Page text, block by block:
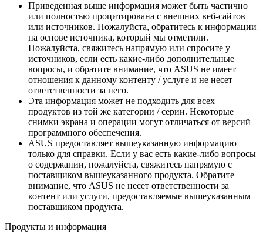
Приведенная выше информация может быть частично
или полностью процитирована с внешних веб-сайтов
или источников. Пожалуйста, обратитесь к информации
на основе источника, который мы отметили.
Пожалуйста, свяжитесь напрямую или спросите у
источников, если есть какие-либо дополнительные
вопросы, и обратите внимание, что ASUS не имеет
отношения к данному контенту / услуге и не несет
ответственности за него.
Эта информация может не подходить для всех
продуктов из той же категории / серии. Некоторые
снимки экрана и операции могут отличаться от версий
программного обеспечения.
ASUS предоставляет вышеуказанную информацию
только для справки. Если у вас есть какие-либо вопросы
о содержании, пожалуйста, свяжитесь напрямую с
поставщиком вышеуказанного продукта. Обратите
внимание, что ASUS не несет ответственности за
контент или услуги, предоставляемые вышеуказанным
поставщиком продукта.
Продукты и информация